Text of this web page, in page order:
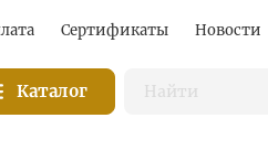
Сертификаты Новости
Каталог